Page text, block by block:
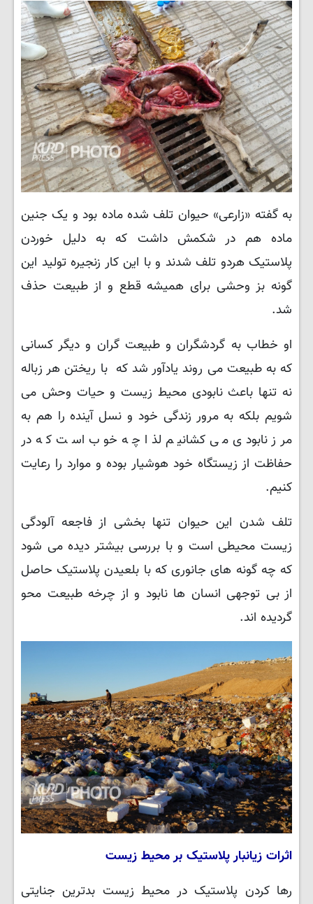
به گفته «زارعی» حیوان تلف شده ماده بود و یک جنین
ماده هم در شکمش داشت که به دلیل خوردن
پلاستیک هردو تلف شدند و با این کار زنجیره تولید این
گونه بز وحشی برای همیشه قطع و از طبیعت حذف
شد.
او خطاب به گردشگران و طبیعت گران و دیگر کسانی
که به طبیعت می روند یادآور شد که با ریختن هر زباله
نه تنها باعث نابودی محیط زیست و حیات وحش می
شویم بلکه به مرور زندگی خود و نسل آینده را هم به
مرز نابودی می کشانیم لذا چه خوب است که در
حفاظت از زیستگاه خود هوشیار بوده و موارد را رعایت
کنیم.
تلف شدن این حیوان تنها بخشی از فاجعه آلودگی
زیست محیطی است و با بررسی بیشتر دیده می شود
که چه گونه های جانوری که با بلعیدن پلاستیک حاصل
از بی توجهی انسان ها نابود و از چرخه طبیعت محو
گردیده اند.
اثرات زیانبار پلاستیک بر محیط زیست
رها کردن پلاستیک در محیط زیست بدترین جنایتی